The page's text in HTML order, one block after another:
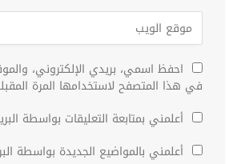
احفظ اسمي، بريدي الإلكتروني،
في هذا المتصفح لاستخدامها المرة
أعلمني بمتابعة التعليقات بواسطة
أعلمني بالمواضيع الجديدة بواسطة